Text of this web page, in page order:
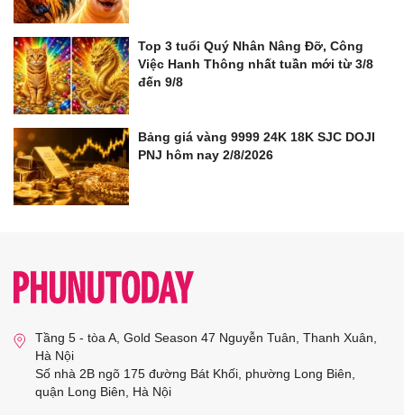
Top 3 tuổi Quý Nhân Nâng Đỡ, Công
Việc Hanh Thông nhất tuần mới từ 3/8
đến 9/8
Bảng giá vàng 9999 24K 18K SJC DOJI
PNJ hôm nay 2/8/2026
Tầng 5 - tòa A, Gold Season 47 Nguyễn Tuân, Thanh Xuân,
Hà Nội
Số nhà 2B ngõ 175 đường Bát Khối, phường Long Biên,
quận Long Biên, Hà Nội